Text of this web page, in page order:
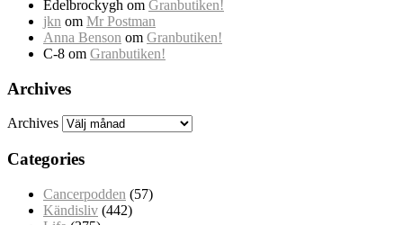
Edelbrockygh om Granbutiken!
jkn om Mr Postman
Anna Benson om Granbutiken!
C-8 om Granbutiken!
Archives
Archives
Categories
Cancerpodden (57)
Kändisliv (442)